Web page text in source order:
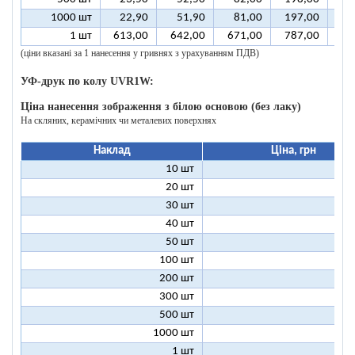
1000 шт
22,90 51,90 81,00 197,00
1 шт
613,00 642,00 671,00 787,00
(ціни вказані за 1 нанесення у гривнях з урахуванням ПДВ)
УФ-друк по колу UVR1W:
Ціна нанесення зображення з білою основою (без лаку)
На скляних, керамічних чи металевих поверхнях
Наклад
Ціна, грн
10 шт
20 шт
30 шт
40 шт
50 шт
100 шт
200 шт
300 шт
500 шт
1000 шт
1 шт